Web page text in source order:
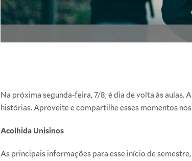
Na próxima segunda-feira, 7/8, é dia de volta às aulas.
histórias. Aproveite e compartilhe esses momentos
Acolhida Unisinos
As principais informações para esse início de